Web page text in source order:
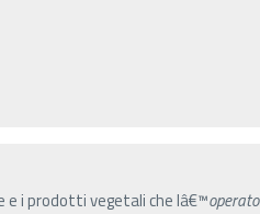
e i prodotti vegetali che lâ€™